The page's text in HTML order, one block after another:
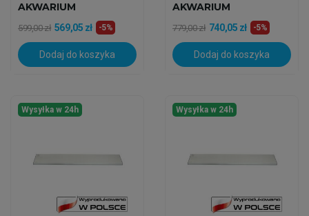
AKWARIUM
MORSKIEGO
599,00 zł 569,05 zł -5%
Dodaj do koszyka
AKWARIUM
MORSKIEGO
779,00 zł 740,05 zł -5%
Dodaj do koszyka
Wysyłka w 24h Wysyłka w 24h